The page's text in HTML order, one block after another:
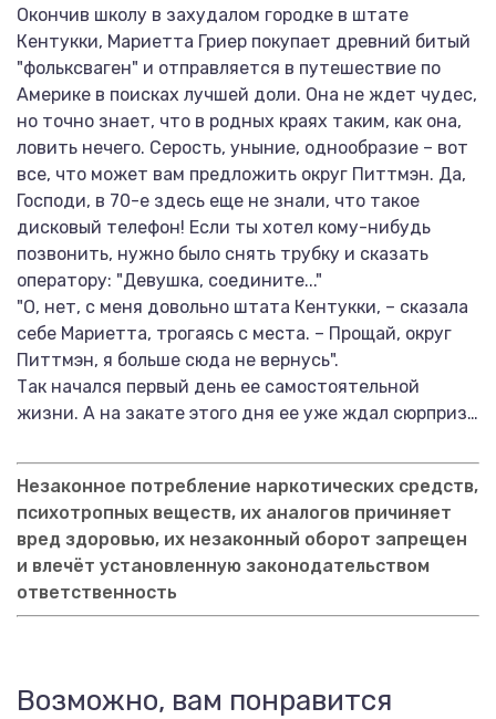
Окончив школу в захудалом городке в штате
Кентукки, Мариетта Гриер покупает древний битый
"фольксваген" и отправляется в путешествие по
Америке в поисках лучшей доли. Она не ждет чудес,
но точно знает, что в родных краях таким, как она,
ловить нечего. Серость, уныние, однообразие – вот
все, что может вам предложить округ Питтмэн. Да,
Господи, в 70-е здесь еще не знали, что такое
дисковый телефон! Если ты хотел кому-нибудь
позвонить, нужно было снять трубку и сказать
оператору: "Девушка, соедините..."
"О, нет, с меня довольно штата Кентукки, – сказала
себе Мариетта, трогаясь с места. – Прощай, округ
Питтмэн, я больше сюда не вернусь".
Так начался первый день ее самостоятельной
жизни. А на закате этого дня ее уже ждал сюрприз…
Незаконное потребление наркотических средств,
психотропных веществ, их аналогов причиняет
вред здоровью, их незаконный оборот запрещен
и влечёт установленную законодательством
ответственность
Возможно, вам понравится